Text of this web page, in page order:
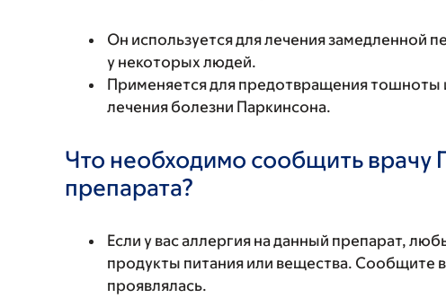
Он используется для лечения замедленной
у некоторых людей.
Применяется для предотвращения
лечения болезни Паркинсона.
Что необходимо сообщить врачу
препарата?
Если у вас аллергия на данный препарат,
продукты питания или вещества. Сообщите
проявлялась.